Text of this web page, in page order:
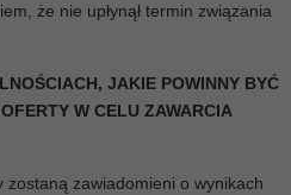
że nie upłynął termin związania
JAKIE POWINNY BYĆ
W CELU ZAWARCIA
zostaną zawiadomieni o wynikach